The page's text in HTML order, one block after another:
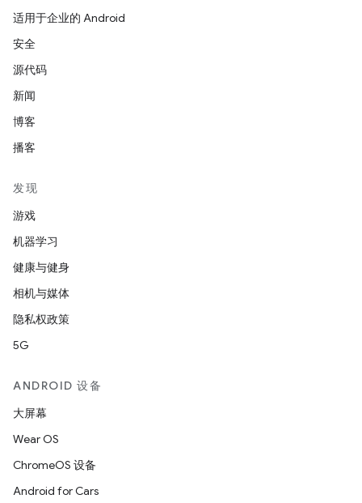
适用于企业的 Android
安全
源代码
新闻
博客
播客
发现
游戏
机器学习
健康与健身
相机与媒体
隐私权政策
5G
ANDROID 设备
大屏幕
Wear OS
ChromeOS 设备
Android for Cars